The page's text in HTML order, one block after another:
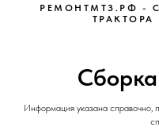
РЕМОНТМТЗ.РФ -
Информация указана справочно,